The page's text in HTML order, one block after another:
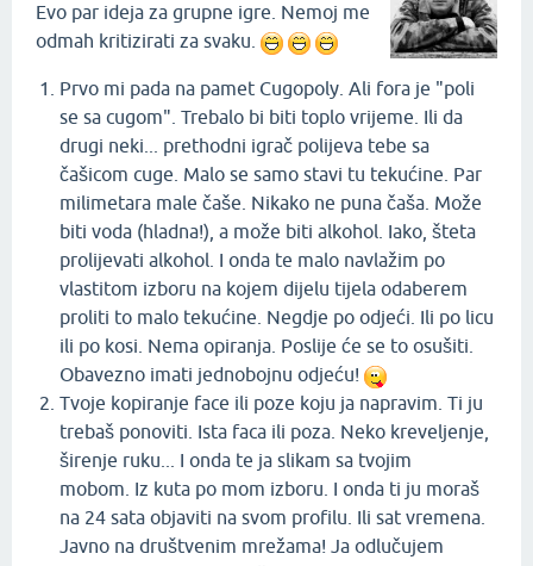
Evo par ideja za grupne igre. Nemoj me
odmah kritizirati za svaku.
Prvo mi pada na pamet Cugopoly. Ali fora je "poli
se sa cugom". Trebalo bi biti toplo vrijeme. Ili da
drugi neki... prethodni igrač polijeva tebe sa
čašicom cuge. Malo se samo stavi tu tekućine. Par
milimetara male čaše. Nikako ne puna čaša. Može
biti voda (hladna!), a može biti alkohol. Iako, šteta
prolijevati alkohol. I onda te malo navlažim po
vlastitom izboru na kojem dijelu tijela odaberem
proliti to malo tekućine. Negdje po odjeći. Ili po licu
ili po kosi. Nema opiranja. Poslije će se to osušiti.
Obavezno imati jednobojnu odjeću!
Tvoje kopiranje face ili poze koju ja napravim. Ti ju
trebaš ponoviti. Ista faca ili poza. Neko kreveljenje,
širenje ruku... I onda te ja slikam sa tvojim
mobom. Iz kuta po mom izboru. I onda ti ju moraš
na 24 sata objaviti na svom profilu. Ili sat vremena.
Javno na društvenim mrežama! Ja odlučujem